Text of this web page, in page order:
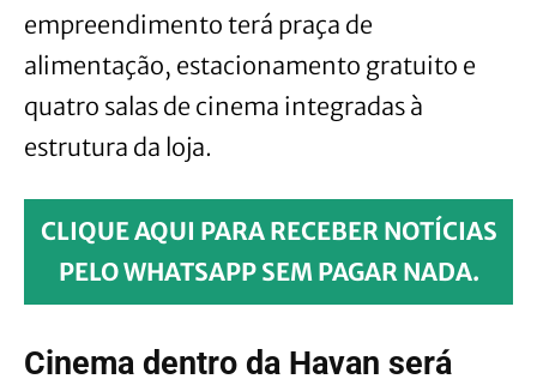
empreendimento terá praça de
alimentação, estacionamento gratuito e
quatro salas de cinema integradas à
estrutura da loja.
CLIQUE AQUI PARA RECEBER NOTÍCIAS
PELO WHATSAPP SEM PAGAR NADA.
Cinema dentro da Havan será